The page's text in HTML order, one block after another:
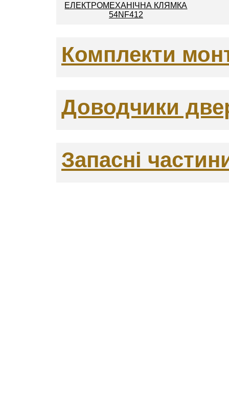
ЕЛЕКТРОМЕХАНІЧНА КЛЯМКА
54NF412
Комплекти
Доводчики
Запасні